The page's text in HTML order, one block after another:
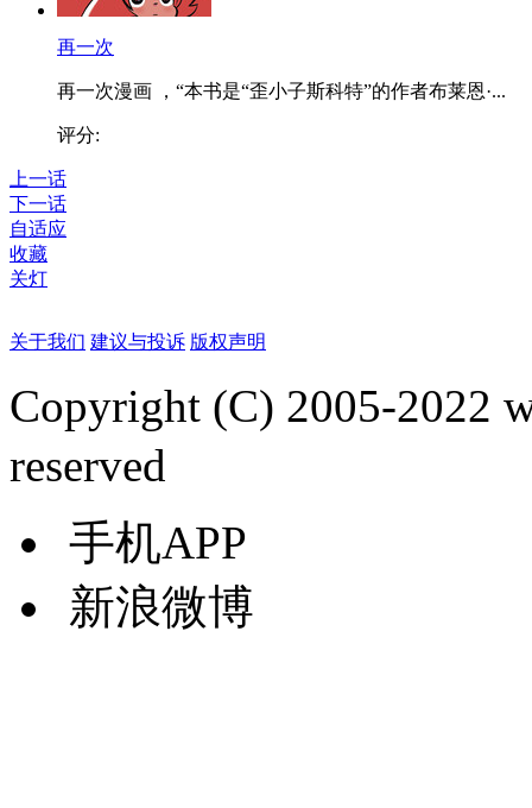
再一次
再一次漫画 ，“本书是“歪小子斯科特”的作者布莱恩·...
评分:
上一话
下一话
自适应
收藏
关灯
关于我们 建议与投诉 版权声明
Copyright (C) 2005-2022
reserved
手机APP
新浪微博